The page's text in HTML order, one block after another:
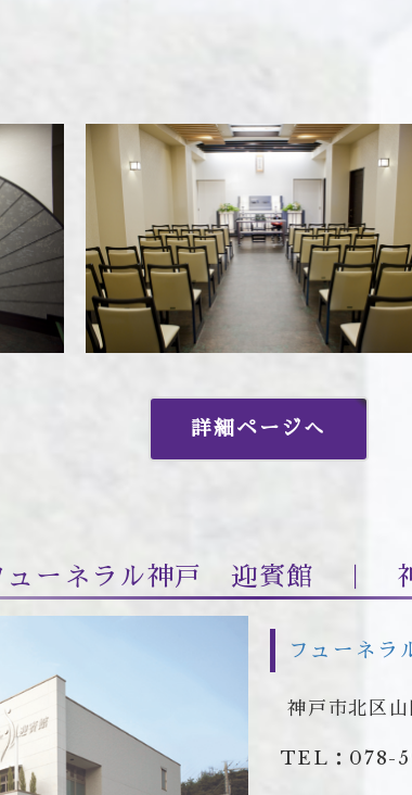
詳細ページへ
ューネラル神戸 迎賓館 ｜
フューネ
神戸市北区
TEL：078-